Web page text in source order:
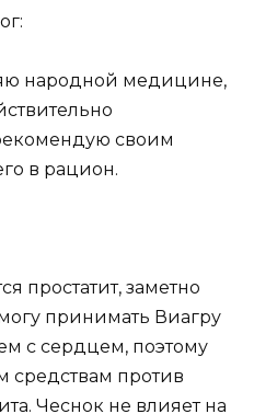
народной медицине,
своим
в рацион.
простатит, заметно
принимать Виагру
с сердцем, поэтому
против
Чеснок не влияет на